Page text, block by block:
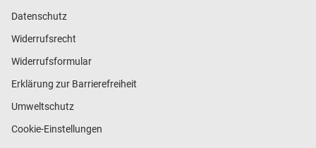
Datenschutz
Widerrufsrecht
Widerrufsformular
Erklärung zur Barrierefreiheit
Umweltschutz
Cookie-Einstellungen